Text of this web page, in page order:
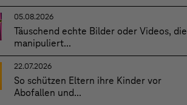
05.08.2026
Täuschend echte Bilder oder Videos, die
manipuliert...
22.07.2026
So schützen Eltern ihre Kinder vor
Abofallen und...